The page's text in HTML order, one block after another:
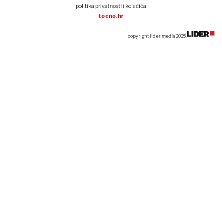
politika privatnosti i kolačića
tocno.hr
copyright lider media 2025.